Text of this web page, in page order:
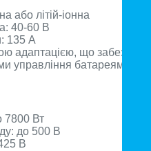
або літій-іонна
40-60 В
135 А
адаптацією, що
управління батареями.
7800 Вт
до 500 В
В